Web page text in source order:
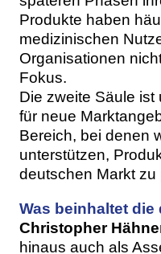
Produkte haben
medizinischen
Organisationen
Fokus.
Die zweite Säule
für neue
Bereich, bei denen
unterstützen,
deutschen Markt zu
Was beinhaltet die
Christopher
hinaus auch als